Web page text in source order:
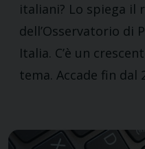
italiani? Lo spiega il
dell’Osservatorio di
Italia. C’è un
tema. Accade fin dal